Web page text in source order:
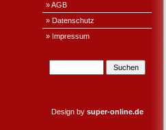
» AGB
» Datenschutz
» Impressum
Design by super-online.de